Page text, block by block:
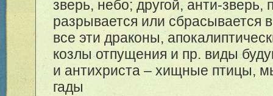
зверь, небо; другой, анти-
разрывается или сбрасывается
все эти драконы,
козлы отпущения и пр. виды
и антихриста – хищные птицы,
гады